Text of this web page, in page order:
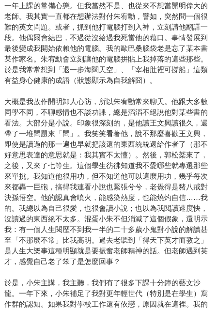
一年上課的常備心態。但我當然不是、也從來不想當開明偉大的
老師。我其實一直都在想辦法對付朱宥勳，譬如，突然問一個很
難的英文問題。或者，抓到他打電腦打到入神，立刻請他翻譯一
段。他偶爾會結巴，不過從沒給過我死當他的藉口。事情發展到
最後變成我開始依賴他的電腦。我的歐巴桑腦袋老是忘了某本書
某作家名。朱宥勳會立刻讓他的電腦拼貼上我掉落的這些那些。
於是我常常想到「退一步海闊天空」、「宰相肚裡可撐船」這類
有益身心健康的成語（狀態顯示為自我解囧）。
大概是我故作開明卸人心防，所以朱宥勳常來聊天。他跟大多數
同學不同，不聊感情也不談功課，總是滔滔不絕說他對某些書的
看法。大部分是小說。印象很深刻的，是他讀王文興讀很久，還
帶了一堆問題來「問」。我笑笑看著他，說不那麼喜歡王文興，
即使是讀過的那一遍也早就把該還的東西統統還給作者了（那不
好意思表達的意思就是：我其實不太懂）。然後，郭松棻來了，
之後，又來了七等生。這個學生彷彿知道我不愛哪些就專選那些
來單挑。我知道他很用功，但不知道他可以這麼用功，幾乎每次
來都轟一巨砲，搞得我連看小說也緊張兮兮，老覺得是豬八戒對
決孫悟空。他的認真會噴火，能感染熱度，也能燒灼自信……我
的。我總以為自己很愛，也很會讀小說；也以為我閱讀速度快，
沒讀過的東西絕不太多。混蛋小朱不但消滅了這個假象，還明示
我：有一個人生閱歷不到我一半的二十多歲小鬼對小說的解讀甚
至「不那麼不常」比我高明。過去老聽到「得天下英才而教之」
是人生大樂事這種明顯就是要振奮老師精神的話。但老師遇到英
才，感覺自己老了笨了是怎麼回事？
於是，小朱主講，我主聽，我們有了很多下課十分鐘的藝文沙
龍。一年下來，小朱補足了我對更年輕世代（特別是在學生）寫
作群的認知。如果我對學校工作還有依戀，原因就在這裡。我的